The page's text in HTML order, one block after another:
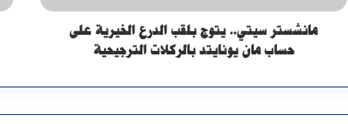
مانشستر سيتي.. يتوج بلقب الدرع الخيرية على
حساب مان يونايتد بالركلات الترجيحية